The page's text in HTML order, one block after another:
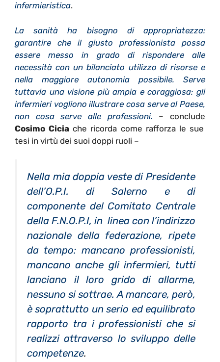
infermieristica.
La sanità ha bisogno di appropriatezza:
garantire che il giusto professionista possa
essere messo in grado di rispondere alle
necessità con un bilanciato utilizzo di risorse e
nella maggiore autonomia possibile. Serve
tuttavia una visione più ampia e coraggiosa: gli
infermieri vogliono illustrare cosa serve al Paese,
non cosa serve alle professioni. – conclude
Cosimo Cicia che ricorda come rafforza le sue
tesi in virtù dei suoi doppi ruoli –
Nella mia doppia veste di Presidente
dell’O.P.I. di Salerno e di
componente del Comitato Centrale
della F.N.O.P.I, in linea con l’indirizzo
nazionale della federazione, ripete
da tempo: mancano professionisti,
mancano anche gli infermieri, tutti
lanciano il loro grido di allarme,
nessuno si sottrae. A mancare, però,
è soprattutto un serio ed equilibrato
rapporto tra i professionisti che si
realizzi attraverso lo sviluppo delle
competenze.